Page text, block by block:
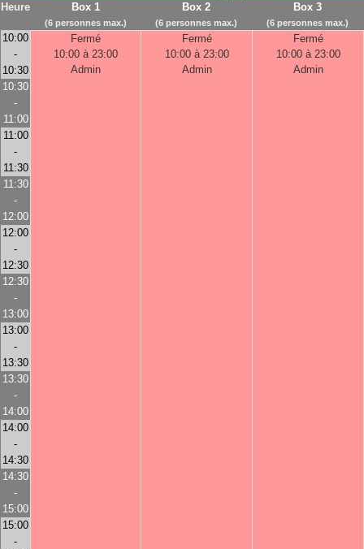
Heure Box 1
(6 personnes max.)
Box 2
(6 personnes max.)
Box 3
(6 personnes max.)
10:00
-
10:30
Fermé
10:00 à 23:00
Admin
Fermé
10:00 à 23:00
Admin
Fermé
10:00 à 23:00
Admin
10:30
-
11:00
11:00
-
11:30
11:30
-
12:00
12:00
-
12:30
12:30
-
13:00
13:00
-
13:30
13:30
-
14:00
14:00
-
14:30
14:30
-
15:00
15:00
-